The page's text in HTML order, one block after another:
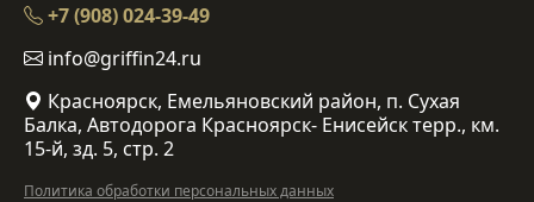
+7 (908) 024-39-49
info@griffin24.ru
Красноярск, Емельяновский район, п. Сухая
Балка, Автодорога Красноярск- Енисейск терр., км.
15-й, зд. 5, стр. 2
Политика обработки персональных данных